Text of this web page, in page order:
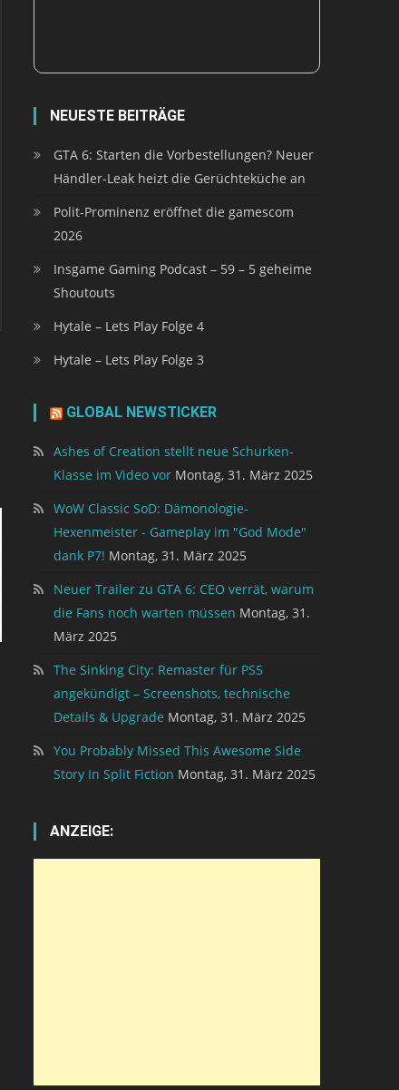
NEUESTE BEITRÄGE
GTA 6: Starten die Vorbestellungen? Neuer
Händler-Leak heizt die Gerüchteküche an
Polit-Prominenz eröffnet die gamescom
2026
Insgame Gaming Podcast – 59 – 5 geheime
Shoutouts
Hytale – Lets Play Folge 4
Hytale – Lets Play Folge 3
GLOBAL NEWSTICKER
Ashes of Creation stellt neue Schurken-
Klasse im Video vor Montag, 31. März 2025
WoW Classic SoD: Dämonologie-
Hexenmeister - Gameplay im "God Mode"
dank P7! Montag, 31. März 2025
Neuer Trailer zu GTA 6: CEO verrät, warum
die Fans noch warten müssen Montag, 31.
März 2025
The Sinking City: Remaster für PS5
angekündigt – Screenshots, technische
Details & Upgrade Montag, 31. März 2025
You Probably Missed This Awesome Side
Story In Split Fiction Montag, 31. März 2025
ANZEIGE: